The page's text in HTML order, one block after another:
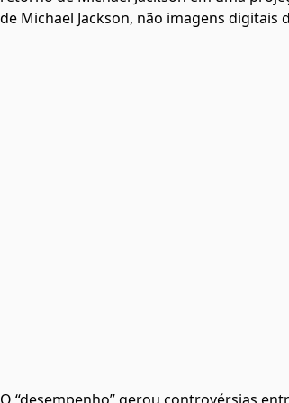
de Michael Jackson, não imagens digitais